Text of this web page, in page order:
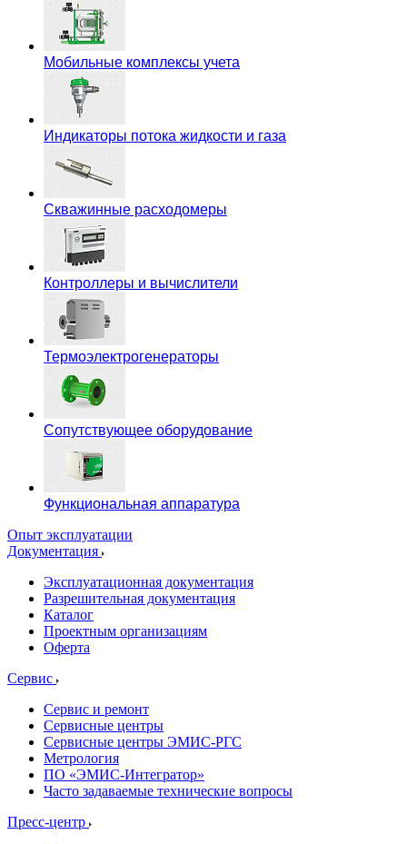
Мобильные комплексы учета
Индикаторы потока жидкости и газа
Скважинные расходомеры
Контроллеры и вычислители
Термоэлектрогенераторы
Сопутствующее оборудование
Функциональная аппаратура
Опыт эксплуатации
Документация
Эксплуатационная документация
Разрешительная документация
Каталог
Проектным организациям
Оферта
Сервис
Сервис и ремонт
Сервисные центры
Сервисные центры ЭМИС-РГС
Метрология
ПО «ЭМИС-Интегратор»
Часто задаваемые технические вопросы
Пресс-центр